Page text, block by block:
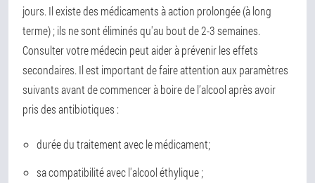
jours. Il existe des médicaments à action prolongée (à long
terme) ; ils ne sont éliminés qu'au bout de 2-3 semaines.
Consulter votre médecin peut aider à prévenir les effets
secondaires. Il est important de faire attention aux paramètres
suivants avant de commencer à boire de l’alcool après avoir
pris des antibiotiques :
durée du traitement avec le médicament;
sa compatibilité avec l'alcool éthylique ;